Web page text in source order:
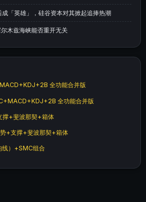
「英雄」，硅谷资本对其掀起追捧热潮
木兹海峡能否重开无关
全功能合并版
全功能合并版
撑+斐波那契+箱体
+支撑+斐波那契+箱体
线）+SMC组合